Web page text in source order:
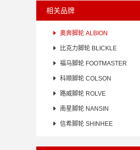
相关品牌
 奥奔脚轮 ALBION
 比克力脚轮 BLICKLE
 福马脚轮 FOOTMASTER
 科顺脚轮 COLSON
 路威脚轮 ROLVE
 南星脚轮 NANSIN
 信希脚轮 SHINHEE